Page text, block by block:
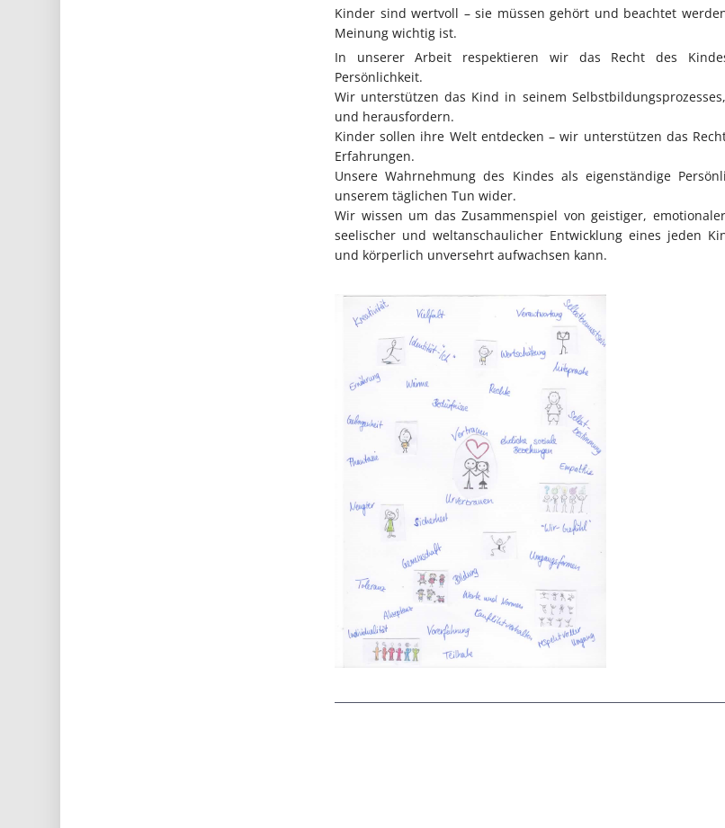
Kinder sind wertvoll – sie müssen gehört und beachtet
Meinung wichtig ist.
In unserer Arbeit respektieren wir das Recht des
Persönlichkeit.
Wir unterstützen das Kind in seinem
und herausfordern.
Kinder sollen ihre Welt entdecken – wir unterstützen das
Erfahrungen.
Unsere Wahrnehmung des Kindes als eigenständige
unserem täglichen Tun wider.
Wir wissen um das Zusammenspiel von geistiger,
seelischer und weltanschaulicher Entwicklung eines jeden
und körperlich unversehrt aufwachsen kann.